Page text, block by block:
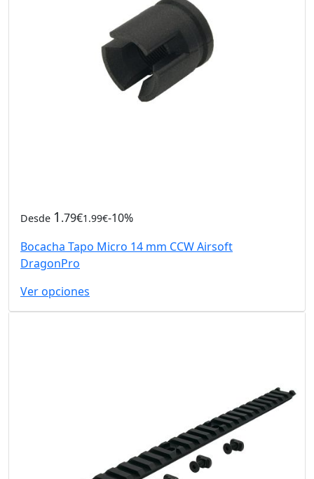
Desde 1 .79€1.99€-10%
Bocacha Tapo Micro 14 mm CCW Airsoft
DragonPro
Ver opciones